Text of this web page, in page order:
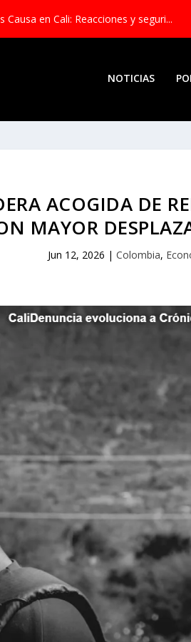
Causa en Cali: Reacciones y seguri...
NOTICIAS
ACOGIDA DE
MAYOR
Jun 12, 2026 |Colombia,